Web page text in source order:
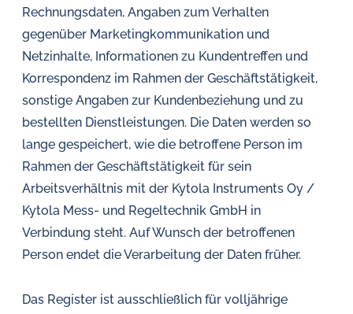
Rechnungsdaten, Angaben zum Verhalten
gegenüber Marketingkommunikation und
Netzinhalte, Informationen zu Kundentreffen und
Korrespondenz im Rahmen der Geschäftstätigkeit,
sonstige Angaben zur Kundenbeziehung und zu
bestellten Dienstleistungen. Die Daten werden so
lange gespeichert, wie die betroffene Person im
Rahmen der Geschäftstätigkeit für sein
Arbeitsverhältnis mit der Kytola Instruments Oy /
Kytola Mess- und Regeltechnik GmbH in
Verbindung steht. Auf Wunsch der betroffenen
Person endet die Verarbeitung der Daten früher.
Das Register ist ausschließlich für volljährige